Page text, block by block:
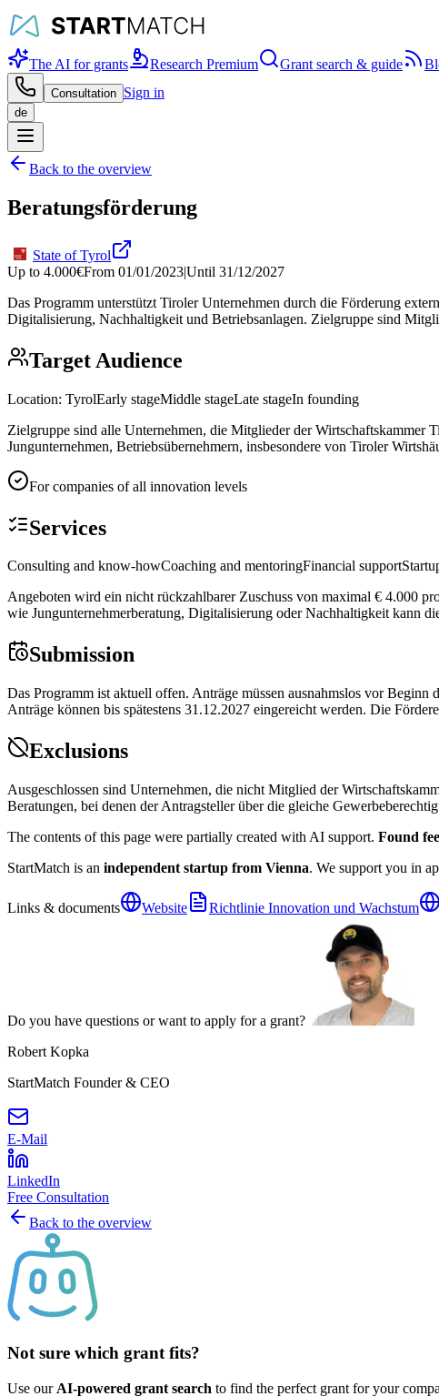
The AI for grants Research Premium Grant search & guide
Consultation Sign in
de
Back to the overview
Beratungsförderung
State of Tyrol
Up to 4.000€From 01/01/2023|Until 31/12/2027
Das Programm unterstützt Tiroler Unternehmen durch die Förderung
Digitalisierung, Nachhaltigkeit und Betriebsanlagen. Zielgruppe sind
Target Audience
Location: TyrolEarly stageMiddle stageLate stageIn founding
Zielgruppe sind alle Unternehmen, die Mitglieder der Wirtschaftskammer
Jungunternehmen, Betriebsübernehmern, insbesondere von Tiroler
For companies of all innovation levels
Services
Consulting and know-howCoaching and mentoringFinancial support
Angeboten wird ein nicht rückzahlbarer Zuschuss von maximal € 4.000
wie Jungunternehmerberatung, Digitalisierung oder Nachhaltigkeit kann
Submission
Das Programm ist aktuell offen. Anträge müssen ausnahmslos vor
Anträge können bis spätestens 31.12.2027 eingereicht werden. Die
Exclusions
Ausgeschlossen sind Unternehmen, die nicht Mitglied der
Beratungen, bei denen der Antragsteller über die gleiche
The contents of this page were partially created with AI support. Found
StartMatch is an independent startup from Vienna. We support you in
Links & documents Website Richtlinie Innovation und Wachstum
Do you have questions or want to apply for a grant?
Robert Kopka
StartMatch Founder & CEO
E-Mail
LinkedIn
Free Consultation
Back to the overview
Not sure which grant fits?
Use our AI-powered grant search to find the perfect grant for your